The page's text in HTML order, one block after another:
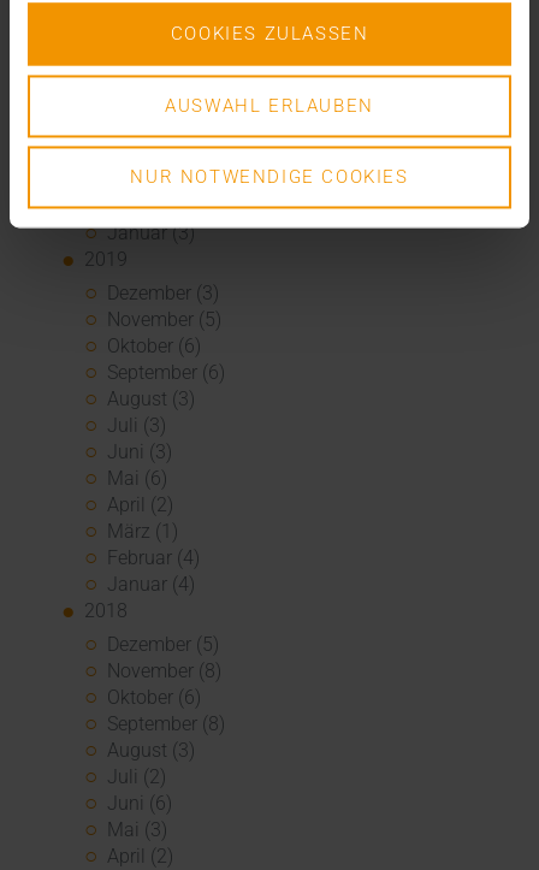
COOKIES ZULASSEN
AUSWAHL ERLAUBEN
NUR NOTWENDIGE COOKIES
August (4)
Juli (3)
Juni (2)
April (4)
März (6)
Februar (6)
Januar (3)
2019
Dezember (3)
November (5)
Oktober (6)
September (6)
August (3)
Juli (3)
Juni (3)
Mai (6)
April (2)
März (1)
Februar (4)
Januar (4)
2018
Dezember (5)
November (8)
Oktober (6)
September (8)
August (3)
Juli (2)
Juni (6)
Mai (3)
April (2)